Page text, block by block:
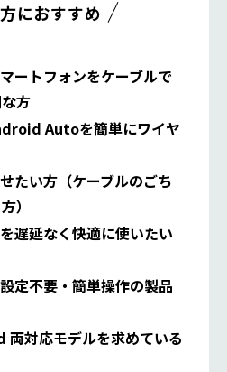
におすすめ
ートフォンをケーブルで
方
Autoを簡単にワイヤ
たい方（ケーブルのごち
）
遅延なく快適に使いたい
定不要・簡単操作の製品
対応モデルを求めている